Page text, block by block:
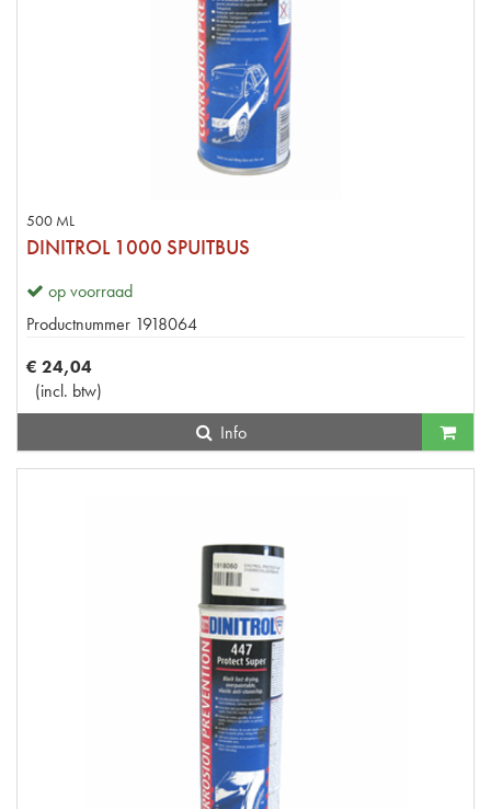
500 ML
DINITROL 1000 SPUITBUS
op voorraad
Productnummer 1918064
€ 24,04
(incl. btw)
Info